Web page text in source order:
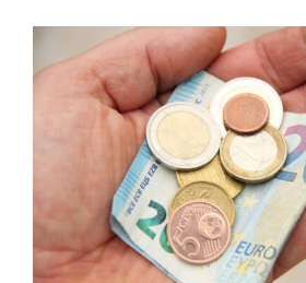
grotere
afbeelding